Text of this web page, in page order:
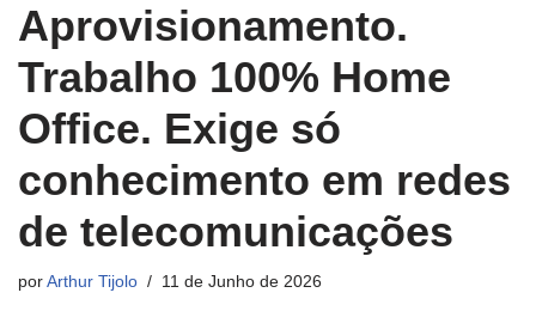
Aprovisionamento.
Trabalho 100% Home
Office. Exige só
conhecimento em redes
de telecomunicações
por Arthur Tijolo 11 de Junho de 2026